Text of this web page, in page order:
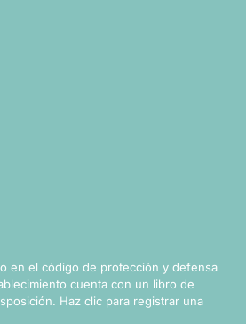
en el código de protección y defensa
cuenta con un libro de
Haz clic para registrar una